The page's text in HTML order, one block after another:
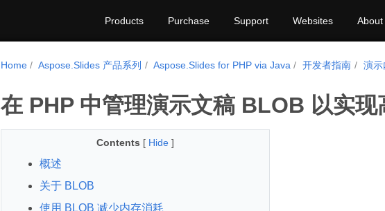
Products Purchase Support Websites About
Home Aspose.Slides 产品系列 Aspose.Slides for PHP via Java 开发者指南 演示
在 PHP 中管理演示文稿 BLOB 以实现
Contents [ Hide ]
概述
关于 BLOB
使用 BLOB 减少内存消耗